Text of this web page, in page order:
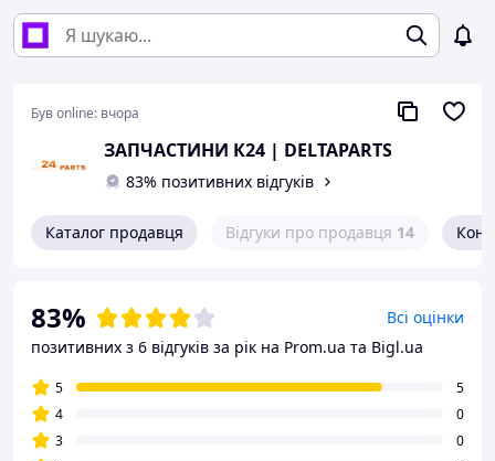
Був online: вчора
ЗАПЧАСТИНИ К24 | DELTAPARTS
83% позитивних відгуків
Каталог продавця Відгуки про продавця 14
83%
Всі оцінки
позитивних з 6 відгуків за рік на Prom.ua та Bigl.ua
5
5
4
0
3
0